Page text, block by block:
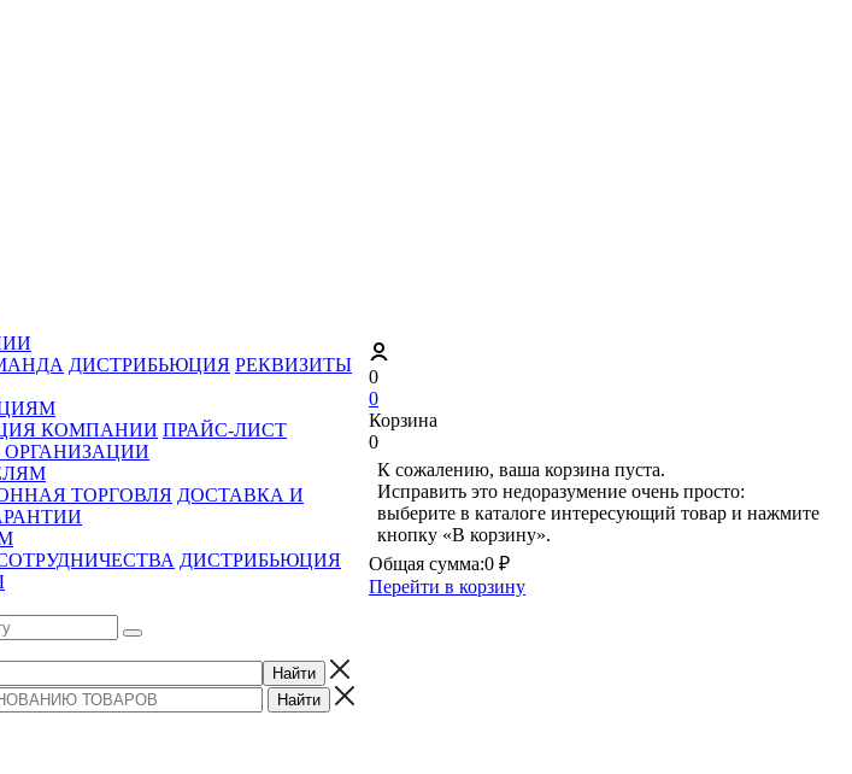
ДИСТРИБЬЮЦИЯ РЕКВИЗИТЫ
КОМПАНИИ ПРАЙС-ЛИСТ
ТОРГОВЛЯ ДОСТАВКА И
ДИСТРИБЬЮЦИЯ
0
0
Корзина
0
К сожалению, ваша корзина пуста.
Исправить это недоразумение очень просто:
выберите в каталоге интересующий товар и нажмите
кнопку «В корзину».
Общая сумма:0 ₽
Перейти в корзину